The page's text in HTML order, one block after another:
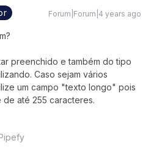
Forum|Forum|4 years ago
preenchido e também do tipo
Caso sejam vários
um campo "texto longo" pois
até 255 caracteres.